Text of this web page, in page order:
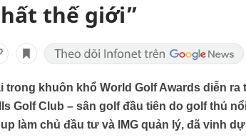
thế giới”
trong khuôn khổ World Golf Awards diễn
Golf Club – sân golf đầu tiên do golf thủ
làm chủ đầu tư và IMG quản lý, đã vinh